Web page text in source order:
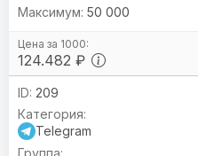
124.482 ₽
50 000
209
Telegram